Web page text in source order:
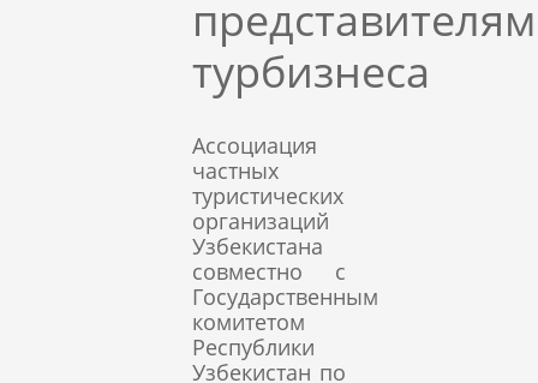
турбизнеса
Ассоциация
частных
туристических
организаций
Узбекистана
совместно с
Государственным
комитетом
Республики
Узбекистан по